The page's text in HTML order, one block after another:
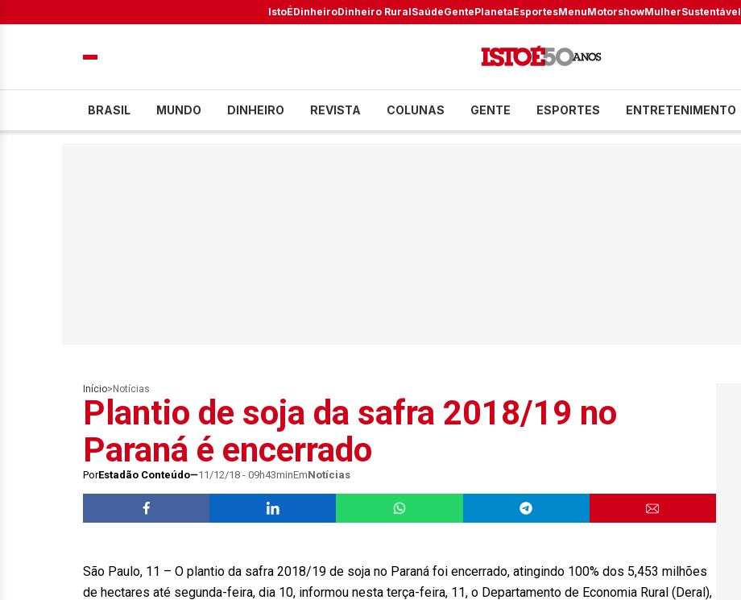
IstoÉDinheiroDinheiro RuralSaúdeGentePlanetaEsportesMenuMotorshowMulherSustentável
BRASIL MUNDO DINHEIRO REVISTA COLUNAS GENTE ESPORTES ENTRETENIMENTO
Início> Notícias
Plantio de soja da safra 2018/19 no
Paraná é encerrado
PorEstadão Conteúdo 11/12/18 - 09h43minEmNotícias
São Paulo, 11 – O plantio da safra 2018/19 de soja no Paraná foi encerrado, atingindo 100% dos 5,453 milhões
de hectares até segunda-feira, dia 10, informou nesta terça-feira, 11, o Departamento de Economia Rural (Deral),